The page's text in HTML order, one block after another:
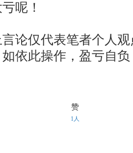
呢！
仅代表笔者个人观
依此操作，盈亏自
赞
1人